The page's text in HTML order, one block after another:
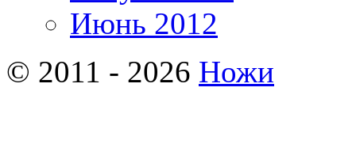
Июнь 2012
© 2011 - 2026 Ножи